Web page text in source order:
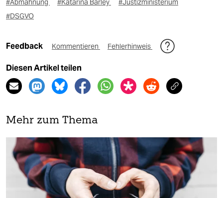
#Abmahnung #Katarina Barley
#Justizministerium
#DSGVO
Feedback Kommentieren Fehlerhinweis
Diesen Artikel teilen
Mehr zum Thema